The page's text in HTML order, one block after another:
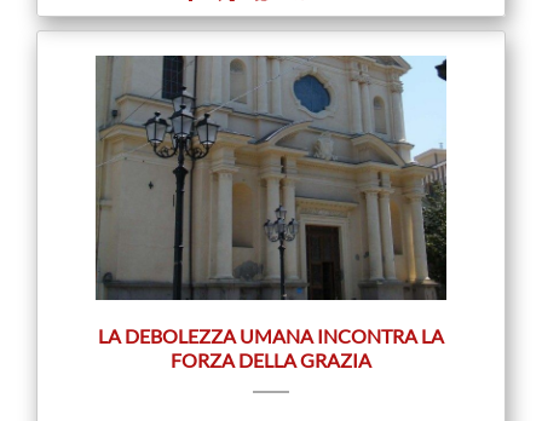
LA DEBOLEZZA UMANA INCONTRA LA
FORZA DELLA GRAZIA